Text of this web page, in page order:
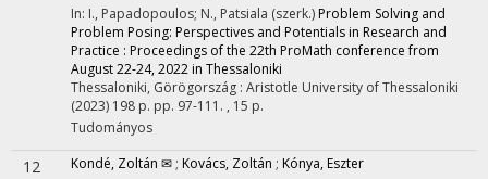
In: I., Papadopoulos; N., Patsiala (szerk.) Problem Solving and
Problem Posing: Perspectives and Potentials in Research and
Practice : Proceedings of the 22th ProMath conference from
August 22-24, 2022 in Thessaloniki
Thessaloniki, Görögország : Aristotle University of Thessaloniki
(2023) 198 p. pp. 97-111. , 15 p.
Tudományos
12 Kondé, Zoltán ✉ ; Kovács, Zoltán ; Kónya, Eszter